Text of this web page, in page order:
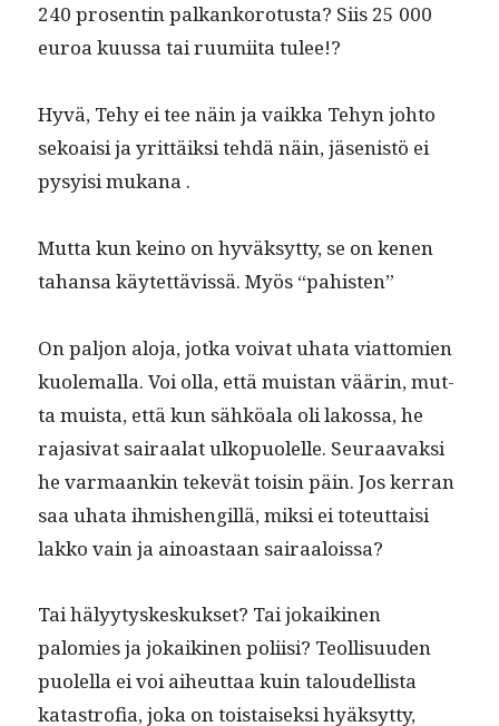
240 pros­entin palkanko­ro­tus­ta? Siis 25 000
euroa kuus­sa tai ruumi­ita tulee!?
Hyvä, Tehy ei tee näin ja vaik­ka Tehyn johto
sekoaisi ja yrit­täik­si tehdä näin, jäsenistö ei
pysy­isi mukana .
Mut­ta kun keino on hyväksyt­ty, se on kenen
tahansa käytet­tävis­sä. Myös “pahis­ten”
On paljon alo­ja, jot­ka voivat uha­ta viat­tomien
kuole­mal­la. Voi olla, että muis­tan väärin, mut­
ta muista, että kun sähköala oli lakos­sa, he
raja­si­vat sairaalat ulkop­uolelle. Seu­raavak­si
he var­maankin tekevät toisin päin. Jos ker­ran
saa uha­ta ihmishengillä, mik­si ei toteut­taisi
lakko vain ja ain­oas­taan sairaaloissa?
Tai hälyy­tyskeskuk­set? Tai jokaiki­nen
palomies ja jokaiki­nen poli­isi? Teol­lisu­u­den
puolel­la ei voi aiheut­taa kuin taloudel­lista
katas­trofia, joka on tois­taisek­si hyäksyt­ty,